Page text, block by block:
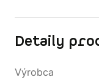
Detaily
Výrobca